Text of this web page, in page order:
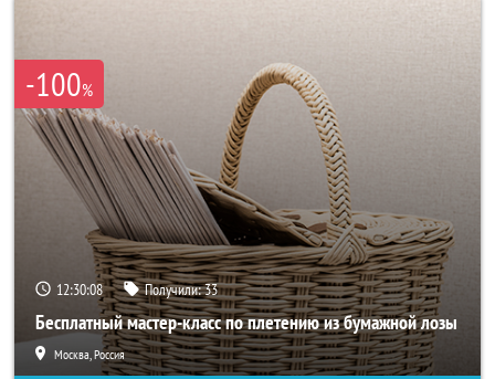
-100%
12:30:05 Получили:33
Бесплатный мастер-класс по плетению из бумажной лозы
Москва, Россия